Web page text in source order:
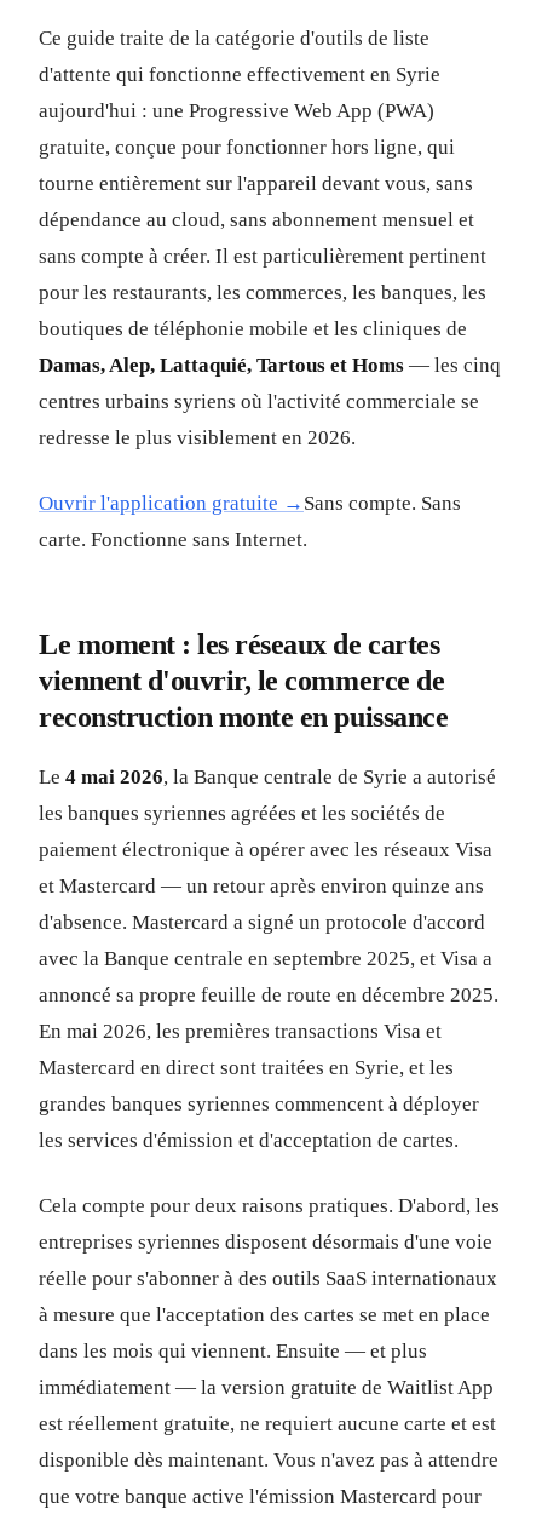
Ce guide traite de la catégorie d'outils de liste
d'attente qui fonctionne effectivement en Syrie
aujourd'hui : une Progressive Web App (PWA)
gratuite, conçue pour fonctionner hors ligne, qui
tourne entièrement sur l'appareil devant vous, sans
dépendance au cloud, sans abonnement mensuel et
sans compte à créer. Il est particulièrement pertinent
pour les restaurants, les commerces, les banques, les
boutiques de téléphonie mobile et les cliniques de
Damas, Alep, Lattaquié, Tartous et Homs — les cinq
centres urbains syriens où l'activité commerciale se
redresse le plus visiblement en 2026.
Ouvrir l'application gratuite → Sans compte. Sans
carte. Fonctionne sans Internet.
Le moment : les réseaux de cartes
viennent d'ouvrir, le commerce de
reconstruction monte en puissance
Le 4 mai 2026, la Banque centrale de Syrie a autorisé
les banques syriennes agréées et les sociétés de
paiement électronique à opérer avec les réseaux Visa
et Mastercard — un retour après environ quinze ans
d'absence. Mastercard a signé un protocole d'accord
avec la Banque centrale en septembre 2025, et Visa a
annoncé sa propre feuille de route en décembre 2025.
En mai 2026, les premières transactions Visa et
Mastercard en direct sont traitées en Syrie, et les
grandes banques syriennes commencent à déployer
les services d'émission et d'acceptation de cartes.
Cela compte pour deux raisons pratiques. D'abord, les
entreprises syriennes disposent désormais d'une voie
réelle pour s'abonner à des outils SaaS internationaux
à mesure que l'acceptation des cartes se met en place
dans les mois qui viennent. Ensuite — et plus
immédiatement — la version gratuite de Waitlist App
est réellement gratuite, ne requiert aucune carte et est
disponible dès maintenant. Vous n'avez pas à attendre
que votre banque active l'émission Mastercard pour